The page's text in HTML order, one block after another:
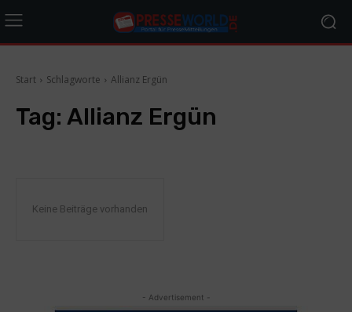
Start Schlagworte Allianz Ergün
Tag: Allianz Ergün
Keine Beiträge vorhanden
- Advertisement -